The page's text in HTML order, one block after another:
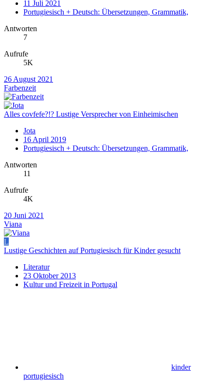
11 Juli 2021
Portugiesisch + Deutsch: Übersetzungen, Grammatik,
Antworten
7
Aufrufe
5K
26 August 2021
Farbenzeit
Alles covfefe?!? Lustige Versprecher von Einheimischen
Jota
16 April 2019
Portugiesisch + Deutsch: Übersetzungen, Grammatik,
Antworten
11
Aufrufe
4K
20 Juni 2021
Viana
L
Lustige Geschichten auf Portugiesisch für Kinder gesucht
Literatur
23 Oktober 2013
Kultur und Freizeit in Portugal
kinder
portugiesisch